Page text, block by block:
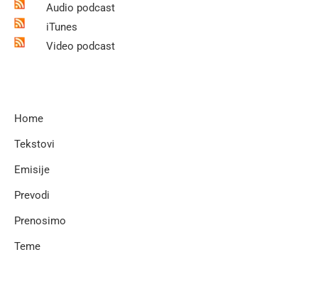
Audio podcast
iTunes
Video podcast
Home
Tekstovi
Emisije
Prevodi
Prenosimo
Teme